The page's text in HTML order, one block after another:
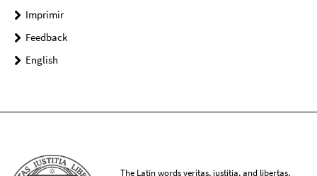
Imprimir
Feedback
English
The Latin words veritas, iustitia, and libertas,